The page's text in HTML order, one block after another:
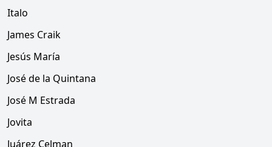
Italo
James Craik
Jesús María
José de la Quintana
José M Estrada
Jovita
Juárez Celman